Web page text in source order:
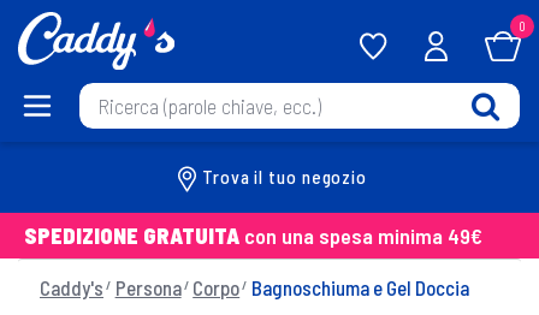
0
Trova il tuo negozio
SPEDIZIONE GRATUITA con una spesa minima 49€
Caddy's Persona Corpo Bagnoschiuma e Gel Doccia